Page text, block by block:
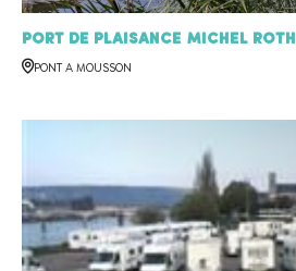
Port de Plaisance Michel Roth
PONT A MOUSSON